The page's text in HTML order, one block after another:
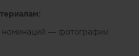
номинаций — фотографии